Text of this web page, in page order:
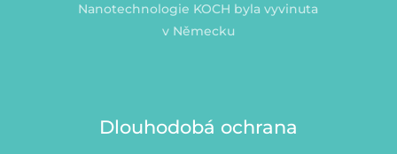
Nanotechnologie KOCH byla vyvinuta
v Německu
Dlouhodobá ochrana